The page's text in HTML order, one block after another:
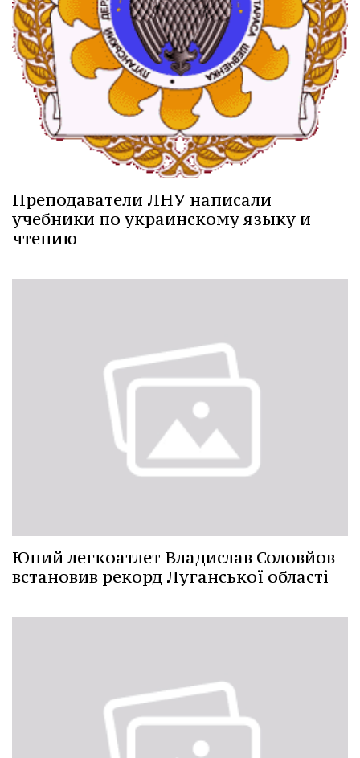
Преподаватели ЛНУ написали
учебники по украинскому языку и
чтению
Юний легкоатлет Владислав Соловйов
встановив рекорд Луганської області